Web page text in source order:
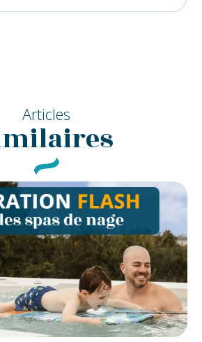
Articles